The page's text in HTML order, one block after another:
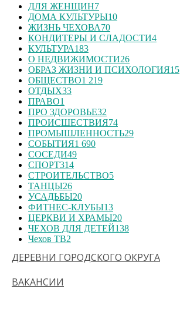
ДЛЯ ЖЕНЩИН7
ДОМА КУЛЬТУРЫ10
ЖИЗНЬ ЧЕХОВА70
КОНДИТЕРЫ И СЛАДОСТИ4
КУЛЬТУРА183
О НЕДВИЖИМОСТИ26
ОБРАЗ ЖИЗНИ И ПСИХОЛОГИЯ15
ОБЩЕСТВО1 219
ОТДЫХ33
ПРАВО1
ПРО ЗДОРОВЬЕ32
ПРОИСШЕСТВИЯ74
ПРОМЫШЛЕННОСТЬ29
СОБЫТИЯ1 690
СОСЕДИ49
СПОРТ314
СТРОИТЕЛЬСТВО5
ТАНЦЫ26
УСАДЬБЫ20
ФИТНЕС-КЛУБЫ13
ЦЕРКВИ И ХРАМЫ20
ЧЕХОВ ДЛЯ ДЕТЕЙ138
Чехов ТВ2
ДЕРЕВНИ ГОРОДСКОГО ОКРУГА
ВАКАНСИИ